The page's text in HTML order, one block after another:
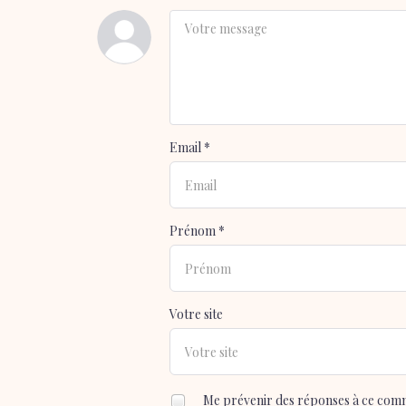
Email *
Prénom *
Votre site
Me prévenir des réponses à ce